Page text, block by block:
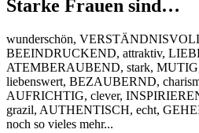
Starke Frauen sind…
wunderschön,
BEEINDRUCKEND, attraktiv,
ATEMBERAUBEND, stark,
liebenswert, BEZAUBERND,
AUFRICHTIG, clever,
grazil, AUTHENTISCH, echt,
noch so vieles mehr...